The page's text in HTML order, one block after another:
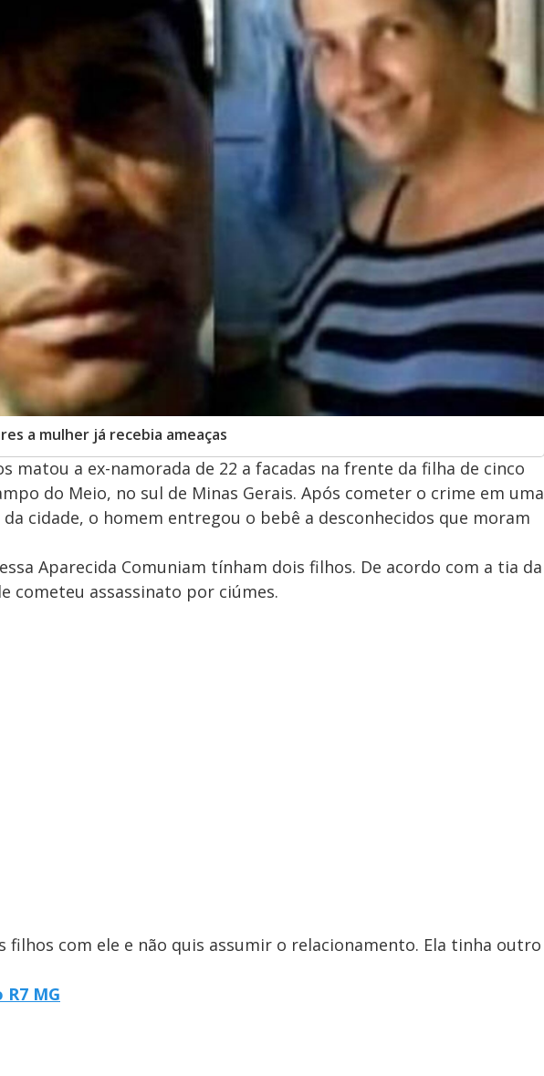
a mulher já recebia ameaças
matou a ex-namorada de 22 a facadas na frente da filha de cinco
do Meio, no sul de Minas Gerais. Após cometer o crime em uma
cidade, o homem entregou o bebê a desconhecidos que moram
Aparecida Comuniam tínham dois filhos. De acordo com a tia da
cometeu assassinato por ciúmes.
filhos com ele e não quis assumir o relacionamento. Ela tinha outro
MG